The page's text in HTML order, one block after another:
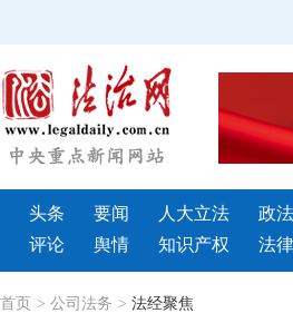
头条 要闻 人大立法 政
评论
舆情 知识产权 法
首页 > 公司法务 > 法经聚焦